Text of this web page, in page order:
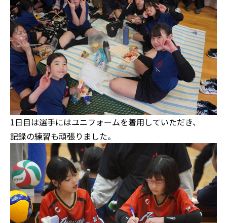
1日目は選手にはユニフォームを着用していただき、
記録の練習も頑張りました。